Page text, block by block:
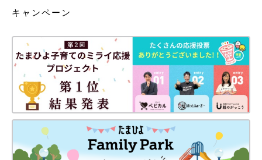
キャンペーン